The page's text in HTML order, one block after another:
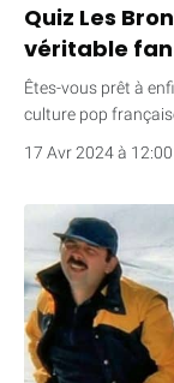
Quiz Les
véritable fan
Êtes-vous prêt à
culture pop
17 Avr 2024 à 12:00